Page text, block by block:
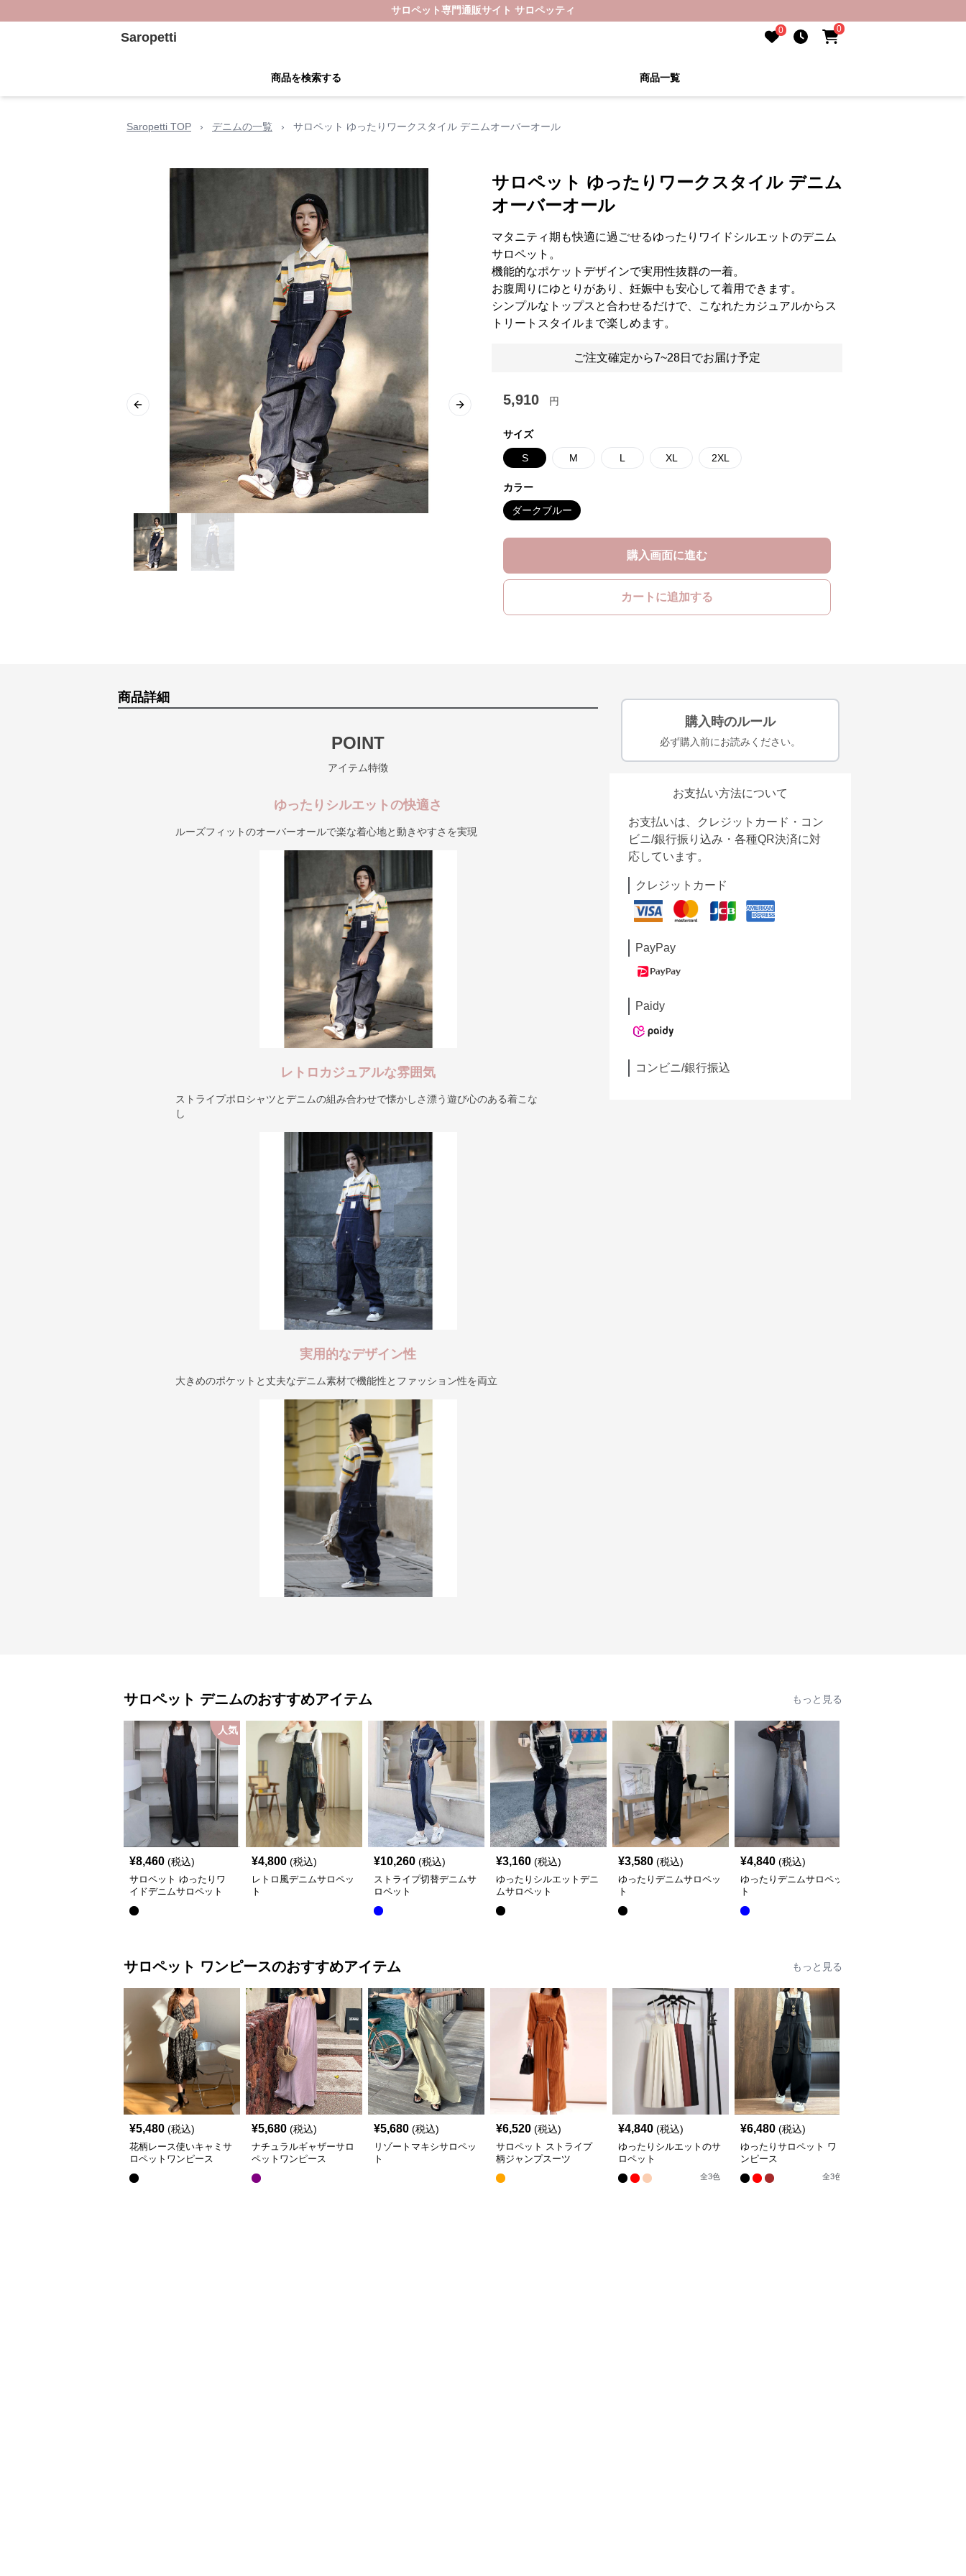
サロペット専門通販サイト サロペッティ
Saropetti 0 0
商品を検索する 商品一覧
Saropetti TOP › デニムの一覧 › サロペット ゆったりワークスタイル デニムオーバーオール
Previous slide Next slide
サロペット ゆったりワークスタイル デニム
オーバーオール
マタニティ期も快適に過ごせるゆったりワイドシルエットのデニム
サロペット。
機能的なポケットデザインで実用性抜群の一着。
お腹周りにゆとりがあり、妊娠中も安心して着用できます。
シンプルなトップスと合わせるだけで、こなれたカジュアルからス
トリートスタイルまで楽しめます。
ご注文確定から7~28日でお届け予定
5,910 円
サイズ
S M L XL 2XL
カラー
ダークブルー
購入画面に進む
カートに追加する
商品詳細
POINT
アイテム特徴
ゆったりシルエットの快適さ
ルーズフィットのオーバーオールで楽な着心地と動きやすさを実現
レトロカジュアルな雰囲気
ストライプポロシャツとデニムの組み合わせで懐かしさ漂う遊び心のある着こな
し
実用的なデザイン性
大きめのポケットと丈夫なデニム素材で機能性とファッション性を両立
購入時のルール
必ず購入前にお読みください。
お支払い方法について
お支払いは、クレジットカード・コン
ビニ/銀行振り込み・各種QR決済に対
応しています。
クレジットカード
PayPay
Paidy
コンビニ/銀行振込
サロペット デニムのおすすめアイテム もっと見る
人気
¥8,460 (税込)
サロペット ゆったりワ
イドデニムサロペット
¥4,800 (税込)
レトロ風デニムサロペッ
ト
¥10,260 (税込)
ストライプ切替デニムサ
ロペット
¥3,160 (税込)
ゆったりシルエットデニ
ムサロペット
¥3,580 (税込)
ゆったりデニムサロペッ
ト
¥4,840 (税込)
ゆったりデニムサロペッ
ト
サロペット ワンピースのおすすめアイテム もっと見る
¥5,480 (税込)
花柄レース使いキャミサ
ロペットワンピース
¥5,680 (税込)
ナチュラルギャザーサロ
ペットワンピース
¥5,680 (税込)
リゾートマキシサロペッ
ト
¥6,520 (税込)
サロペット ストライプ
柄ジャンプスーツ
¥4,840 (税込)
ゆったりシルエットのサ
ロペット
全3色
¥6,480 (税込)
ゆったりサロペット ワ
ンピース
全3色